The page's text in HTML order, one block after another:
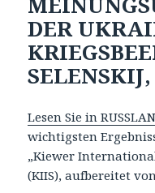
DER
Lesen Sie in
wichtigsten
„Kiewer
(KIIS), aufbereitet